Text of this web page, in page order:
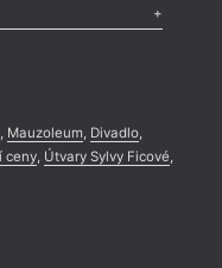
, Mauzoleum, Divadlo,
ceny, Útvary Sylvy Ficové,